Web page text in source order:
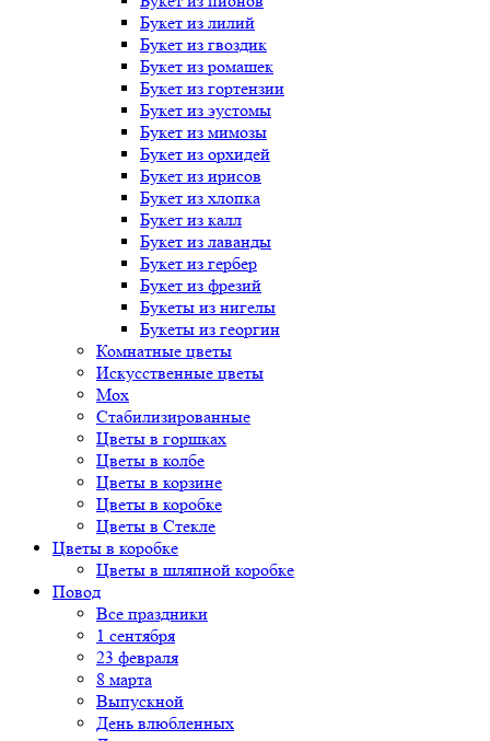
Букет из лилий
Букет из гвоздик
Букет из ромашек
Букет из гортензии
Букет из эустомы
Букет из мимозы
Букет из орхидей
Букет из ирисов
Букет из хлопка
Букет из калл
Букет из лаванды
Букет из гербер
Букет из фрезий
Букеты из нигелы
Букеты из георгин
Комнатные цветы
Искусственные цветы
Мох
Стабилизированные
Цветы в горшках
Цветы в колбе
Цветы в корзине
Цветы в коробке
Цветы в Стекле
Цветы в коробке
Цветы в шляпной коробке
Повод
Все праздники
1 сентября
23 февраля
8 марта
Выпускной
День влюбленных